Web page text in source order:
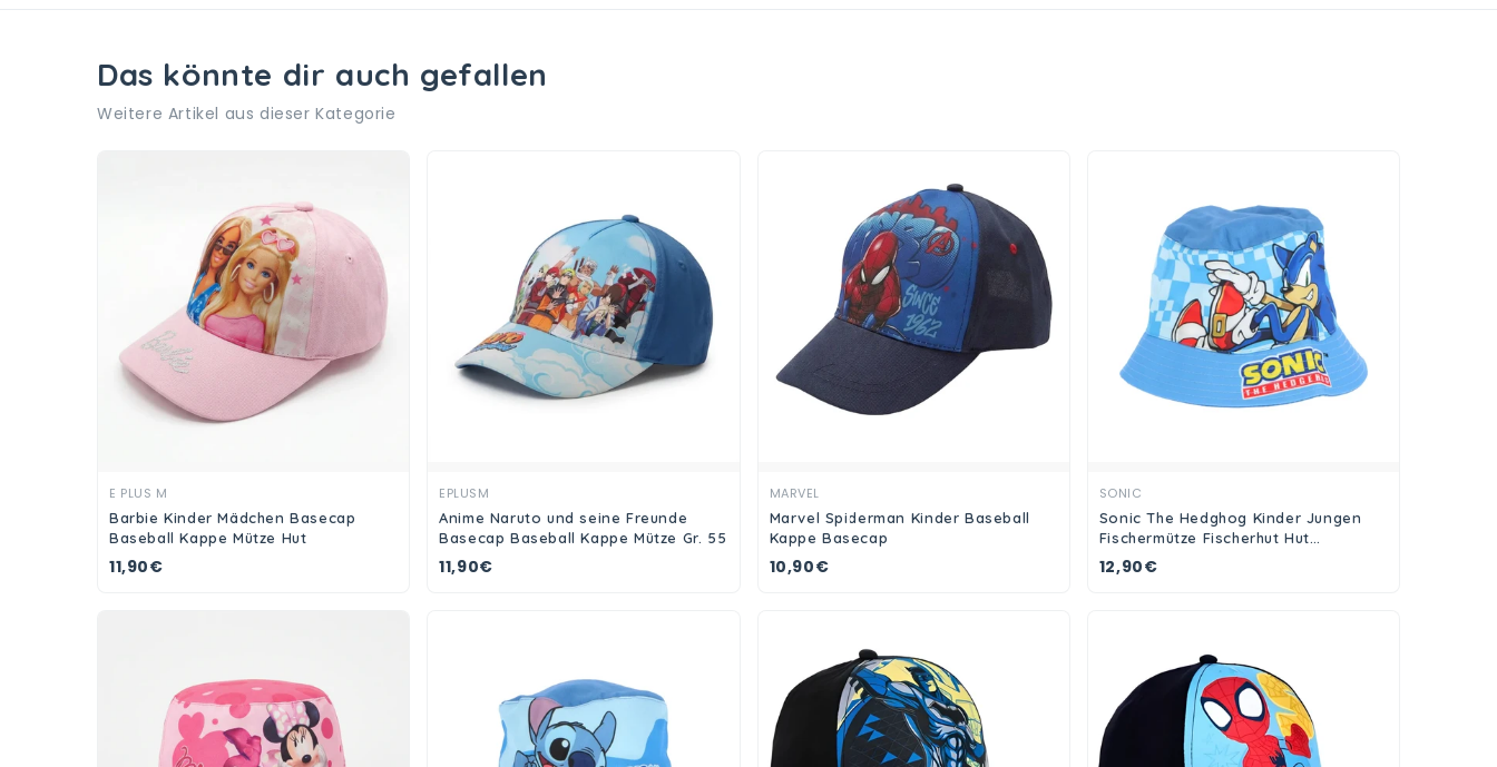
Das könnte dir auch gefallen
Weitere Artikel aus dieser Kategorie
E PLUS M
Barbie Kinder Mädchen Basecap
Baseball Kappe Mütze Hut
11,90€
EPLUSM
Anime Naruto und seine Freunde
Basecap Baseball Kappe Mütze Gr. 55
11,90€
MARVEL
Marvel Spiderman Kinder Baseball
Kappe Basecap
10,90€
SONIC
Sonic The Hedghog Kinder Jungen
Fischermütze Fischerhut Hut
Sommerhut Gr. 54
12,90€